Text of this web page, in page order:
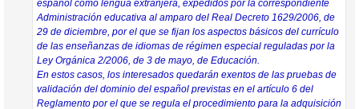
español como lengua extranjera, expedidos por la correspondiente
Administración educativa al amparo del Real Decreto 1629/2006, de
29 de diciembre, por el que se fijan los aspectos básicos del currículo
de las enseñanzas de idiomas de régimen especial reguladas por la
Ley Orgánica 2/2006, de 3 de mayo, de Educación.
En estos casos, los interesados quedarán exentos de las pruebas de
validación del dominio del español previstas en el artículo 6 del
Reglamento por el que se regula el procedimiento para la adquisición